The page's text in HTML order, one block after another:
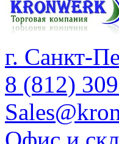
г. Санкт-
8 (812)